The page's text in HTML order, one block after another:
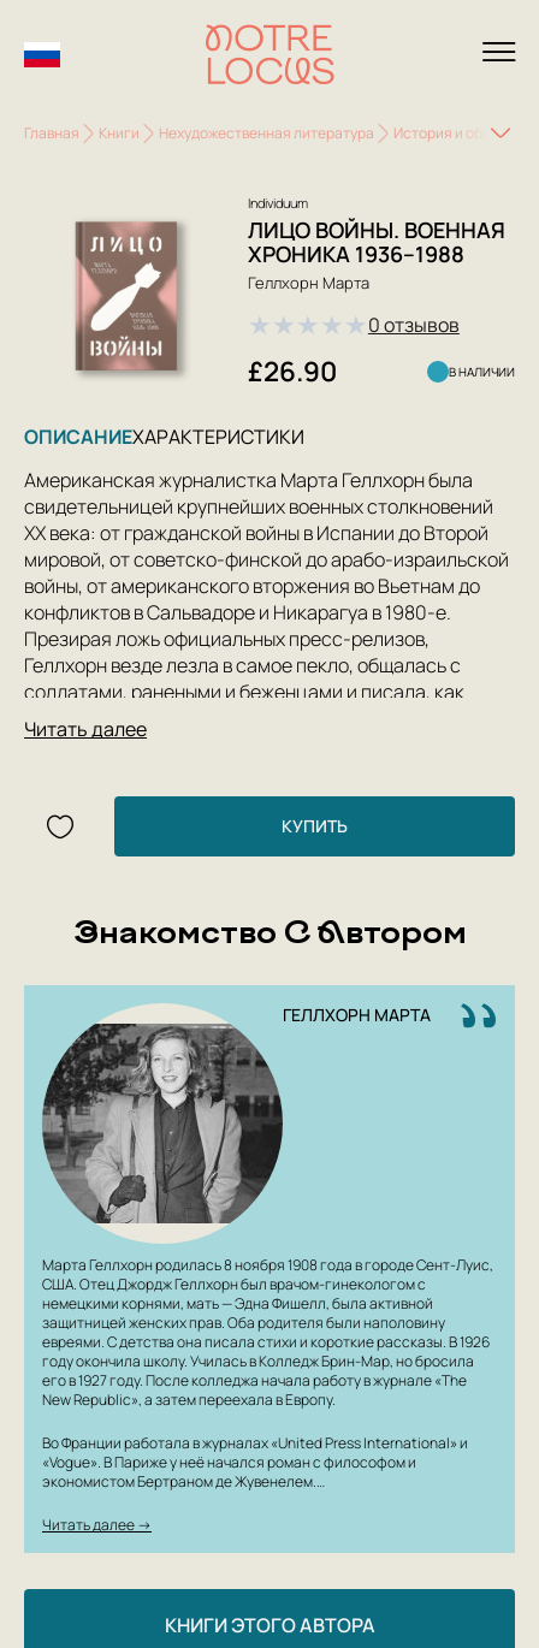
Главная Книги Нехудожественная литература История и общество
Individuum
ЛИЦО ВОЙНЫ. ВОЕННАЯ
ХРОНИКА 1936–1988
Геллхорн Марта
★★★★★0 отзывов
£26.90 В НАЛИЧИИ
ОПИСАНИЕХАРАКТЕРИСТИКИ
Американская журналистка Марта Геллхорн была
свидетельницей крупнейших военных столкновений
XX века: от гражданской войны в Испании до Второй
мировой, от советско-финской до арабо-израильской
войны, от американского вторжения во Вьетнам до
конфликтов в Сальвадоре и Никарагуа в 1980-е.
Презирая ложь официальных пресс-релизов,
Геллхорн везде лезла в самое пекло, общалась с
солдатами, ранеными и беженцами и писала, как
выглядит война для простых людей, попавших в ее
жернова. Авторский сборник репортажей «Лицо
кровопролития и безуспешных попыток установить
прочный мир, — резкое, как пощечина, высказывание о
состоянии человечества, ничуть не устаревшее и за
Читать далее
КУПИТЬ
Знакомство С Автором
ГЕЛЛХОРН МАРТА
Марта Геллхорн родилась 8 ноября 1908 года в городе Сент-Луис,
США. Отец Джордж Геллхорн был врачом-гинекологом с
немецкими корнями, мать — Эдна Фишелл, была активной
защитницей женских прав. Оба родителя были наполовину
евреями. С детства она писала стихи и короткие рассказы. В 1926
году окончила школу. Училась в Колледж Брин-Мар, но бросила
его в 1927 году. После колледжа начала работу в журнале «The
New Republic», а затем переехала в Европу.
Во Франции работала в журналах «United Press International» и
«Vogue». В Париже у неё начался роман с философом и
экономистом Бертраном де Жувенелем.…
Читать далее →
КНИГИ ЭТОГО АВТОРА